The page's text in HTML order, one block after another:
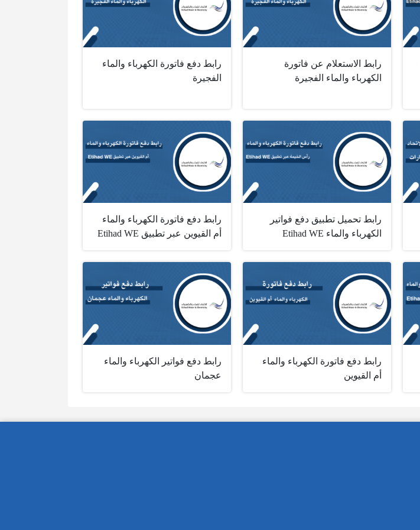
رابط الاستعلام عن فاتورة
الكهرباء والماء الفجيرة
رابط دفع فاتورة الكهرباء والماء
الفجيرة
رابط تحميل تطبيق دفع فواتير
الكهرباء والماء ‏Etihad WE
رابط دفع فاتورة الكهرباء والماء
أم القيوين عبر تطبيق ‏Etihad WE
رابط دفع فاتورة الكهرباء والماء
أم القيوين
رابط دفع فواتير الكهرباء والماء
عجمان